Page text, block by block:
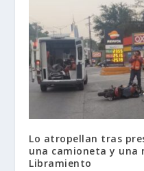
Lo atropellan tras
una camioneta y una
Libramiento